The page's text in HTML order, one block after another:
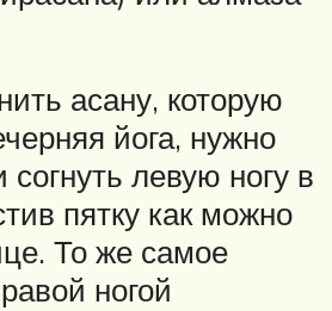
асану, которую
йога, нужно
левую ногу в
пятку как можно
То же самое
ногой